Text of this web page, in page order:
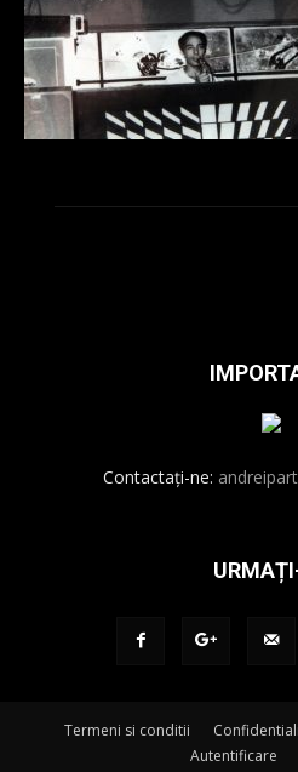
Contactați-ne:
Termeni si conditii
Autentificare